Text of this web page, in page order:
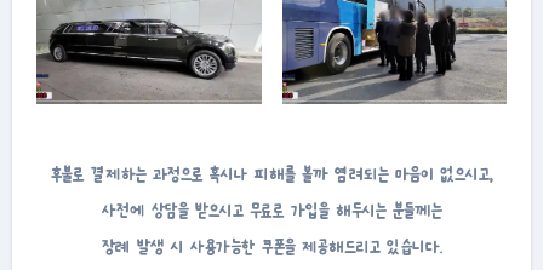
후불로 결제하는 과정으로 혹시나 피해를 볼까 염려되는 마음이 없으시고,
사전에 상담을 받으시고 무료로 가입을 해두시는 분들께는
장례 발생 시 사용가능한 쿠폰을 제공해드리고 있습니다.